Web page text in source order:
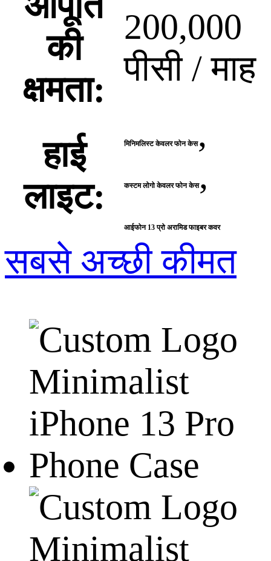
की
क्षमता:
200,000
पीसी / माह
हाई
लाइट:
मिनिमलिस्ट केवलर फोन केस,
कस्टम लोगो केवलर फोन केस,
आईफोन 13 प्रो अरामिड फाइबर कवर
सबसे अच्छी कीमत